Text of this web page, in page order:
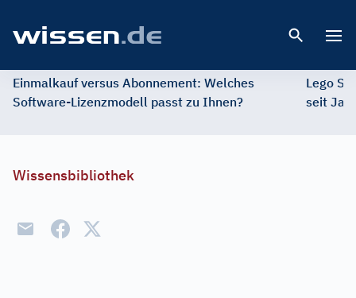
Einmalkauf versus Abonnement: Welches
Software-Lizenzmodell passt zu Ihnen?
Lego
seit
Wissensbibliothek